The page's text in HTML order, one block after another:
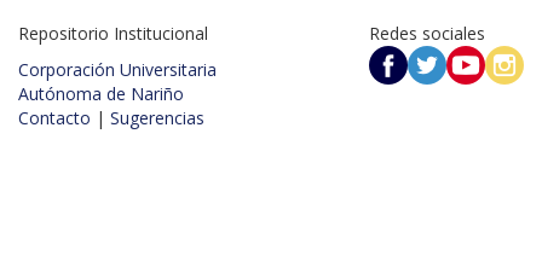
Repositorio Institucional
Corporación Universitaria
Autónoma de Nariño
Contacto | Sugerencias
Redes sociales